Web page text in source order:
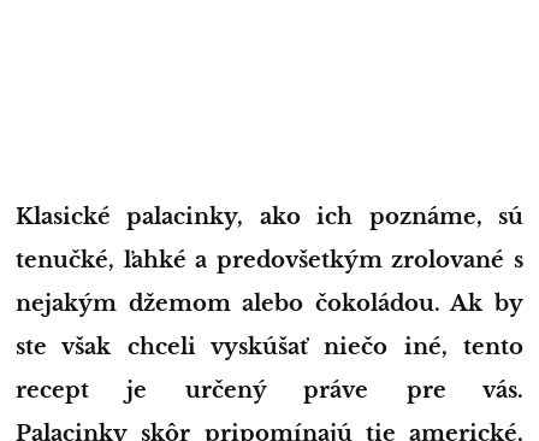
Klasické palacinky, ako ich poznáme, sú
tenučké, ľahké a predovšetkým zrolované s
nejakým džemom alebo čokoládou. Ak by
ste však chceli vyskúšať niečo iné, tento
recept je určený práve pre vás.
Palacinky skôr pripomínajú tie americké,